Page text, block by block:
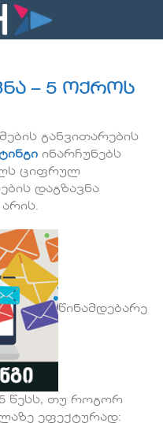
– 5 ოქროს
განვითარების
ინარჩუნებს
ციფრულ
დაგზავნა
წინამდებარე
წესს, თუ როგორ
ეფექტურად: